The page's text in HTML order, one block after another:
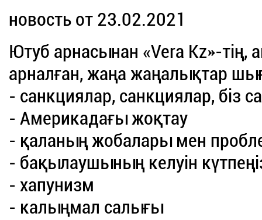
новость от 23.02.2021
Ютуб арнасынан «Vera Kz»-
арналған, жаңа жаңалықтар
- санкциялар, санкциялар, біз
- Америкадағы жоқтау
- қаланың жобалары мен
- бақылаушының келуін
- хапунизм
- калыңмал салығы